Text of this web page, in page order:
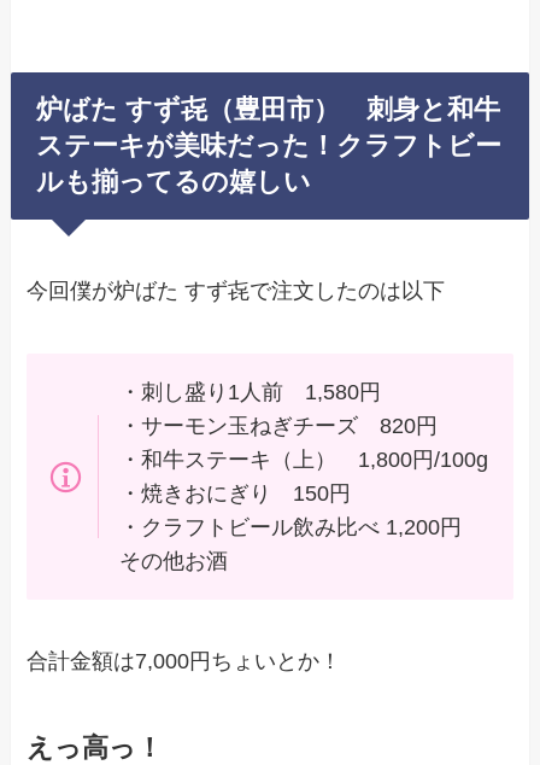
炉ばた すず㐂（豊田市） 刺身と和牛
ステーキが美味だった！クラフトビー
ルも揃ってるの嬉しい
今回僕が炉ばた すず㐂で注文したのは以下
・刺し盛り1人前 1,580円
・サーモン玉ねぎチーズ 820円
・和牛ステーキ（上） 1,800円/100g
・焼きおにぎり 150円
・クラフトビール飲み比べ 1,200円
その他お酒
合計金額は7,000円ちょいとか！
えっ高っ！